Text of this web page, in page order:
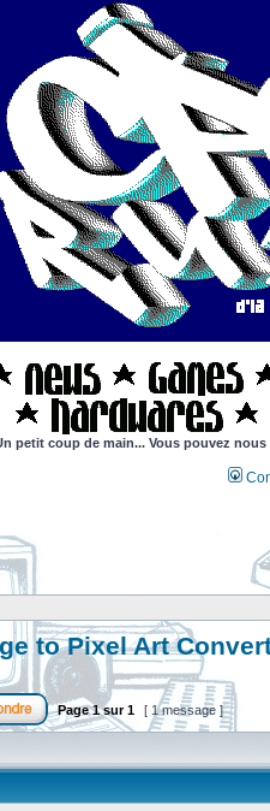
petit coup de main... Vous pouvez
to Pixel Art
Page1sur1 [ 1 message ]